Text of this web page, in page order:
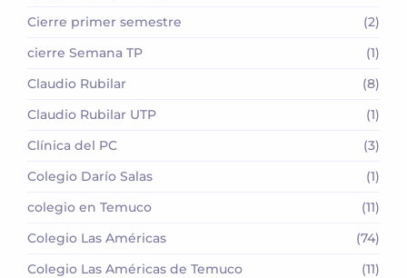
Cierre primer semestre
(2)
cierre Semana TP
(1)
Claudio Rubilar
(8)
Claudio Rubilar UTP
(1)
Clínica del PC
(3)
Colegio Darío Salas
(1)
colegio en Temuco
(11)
Colegio Las Américas
(74)
Colegio Las Américas de Temuco
(11)